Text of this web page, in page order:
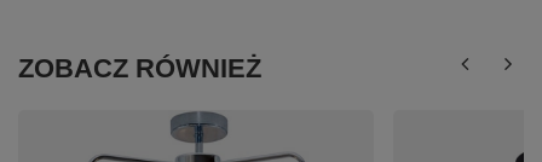
ZOBACZ RÓWNIEŻ